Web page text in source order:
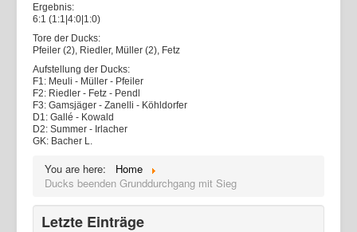
Ergebnis:
6:1 (1:1|4:0|1:0)
Tore der Ducks:
Pfeiler (2), Riedler, Müller (2), Fetz
Aufstellung der Ducks:
F1: Meuli - Müller - Pfeiler
F2: Riedler - Fetz - Pendl
F3: Gamsjäger - Zanelli - Köhldorfer
D1: Gallé - Kowald
D2: Summer - Irlacher
GK: Bacher L.
You are here:
Home
Ducks beenden Grunddurchgang mit Sieg
Letzte Einträge